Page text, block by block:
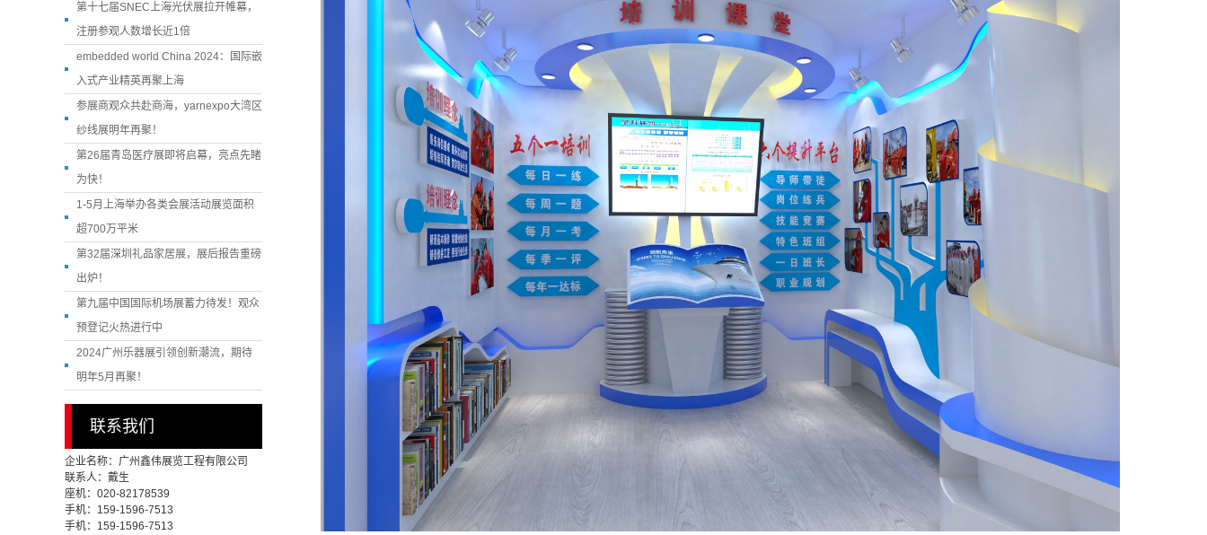
第十七届SNEC上海光伏展拉开帷幕，
注册参观人数增长近1倍
embedded world China 2024：国际嵌
入式产业精英再聚上海
参展商观众共赴商海，yarnexpo大湾区
纱线展明年再聚！
第26届青岛医疗展即将启幕，亮点先睹
为快！
1-5月上海举办各类会展活动展览面积
超700万平米
第32届深圳礼品家居展，展后报告重磅
出炉！
第九届中国国际机场展蓄力待发！观众
预登记火热进行中
2024广州乐器展引领创新潮流，期待
明年5月再聚！
联系我们
企业名称：广州鑫伟展览工程有限公司
联系人：戴生
座机：020-82178539
手机：159-1596-7513
手机：159-1596-7513